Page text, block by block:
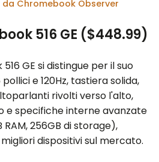
Chromebook Observer
516 GE ($448.99)
GE si distingue per il suo
e 120Hz, tastiera solida,
rivolti verso l'alto,
e specifiche interne avanzate
RAM, 256GB di storage),
dispositivi sul mercato.